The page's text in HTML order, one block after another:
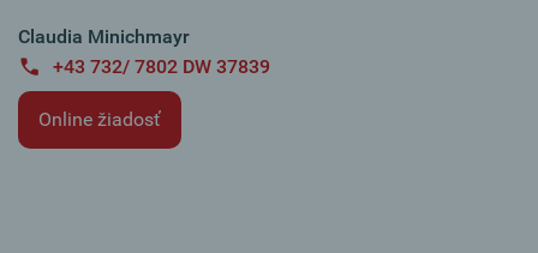
Claudia Minichmayr
+43 732/ 7802 DW 37839
Online žiadosť